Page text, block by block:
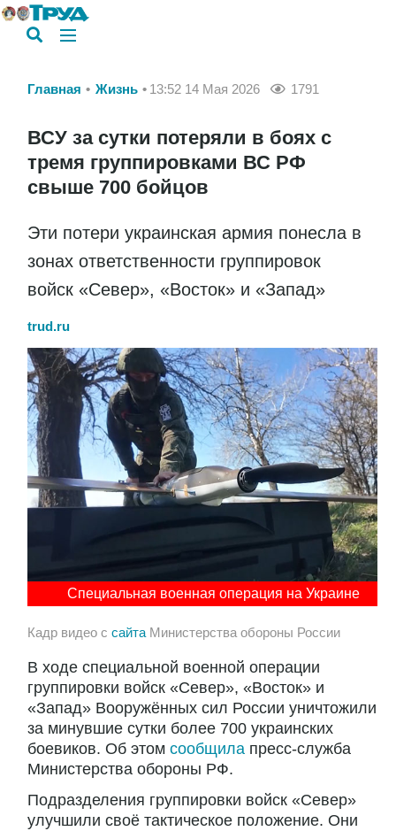
Главная Жизнь 13:52 14 Мая 2026 1791
ВСУ за сутки потеряли в боях с
тремя группировками ВС РФ
свыше 700 бойцов
Эти потери украинская армия понесла в
зонах ответственности группировок
войск «Север», «Восток» и «Запад»
trud.ru
Специальная военная операция на Украине
Кадр видео с сайта Министерства обороны России
В ходе специальной военной операции
группировки войск «Север», «Восток» и
«Запад» Вооружённых сил России уничтожили
за минувшие сутки более 700 украинских
боевиков. Об этом сообщила пресс-служба
Министерства обороны РФ.
Подразделения группировки войск «Север»
улучшили своё тактическое положение. Они